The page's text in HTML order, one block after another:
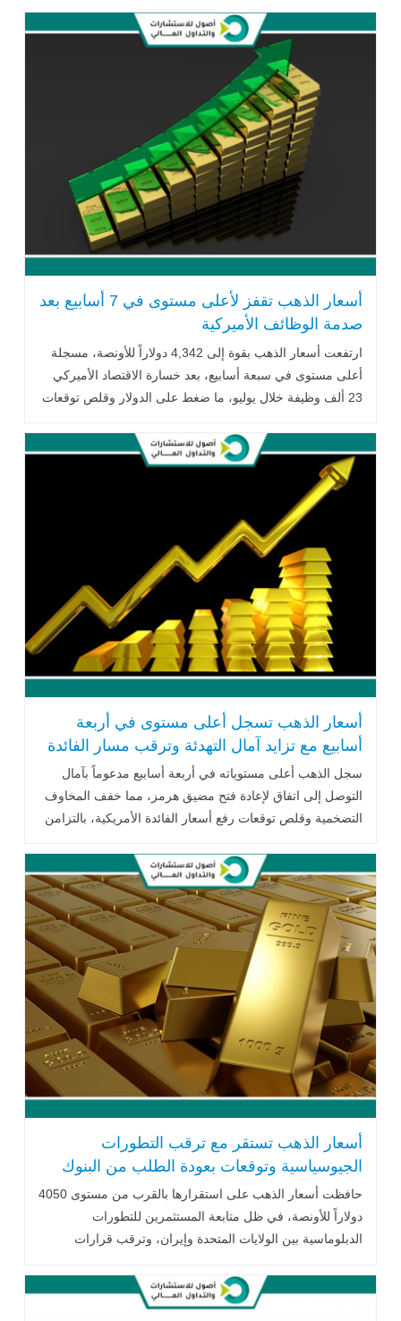
أسعار الذهب تقفز لأعلى مستوى في 7 أسابيع بعد
صدمة الوظائف الأميركية
ارتفعت أسعار الذهب بقوة إلى 4,342 دولاراً للأونصة، مسجلة
أعلى مستوى في سبعة أسابيع، بعد خسارة الاقتصاد الأميركي
23 ألف وظيفة خلال يوليو، ما ضغط على الدولار وقلص توقعات
أسعار الذهب تسجل أعلى مستوى في أربعة
أسابيع مع تزايد آمال التهدئة وترقب مسار الفائدة
الأمريكية
سجل الذهب أعلى مستوياته في أربعة أسابيع مدعوماً بآمال
التوصل إلى اتفاق لإعادة فتح مضيق هرمز، مما خفف المخاوف
التضخمية وقلص توقعات رفع أسعار الفائدة الأمريكية، بالتزامن
أسعار الذهب تستقر مع ترقب التطورات
الجيوسياسية وتوقعات بعودة الطلب من البنوك
المركزية
حافظت أسعار الذهب على استقرارها بالقرب من مستوى 4050
دولاراً للأونصة، في ظل متابعة المستثمرين للتطورات
الدبلوماسية بين الولايات المتحدة وإيران، وترقب قرارات
المالية بشأن مستقبل المعدن الأصفر، مدعومة بإمكانية عودة
مشتريات البنوك المركزية خلال الفترة المقبلة.